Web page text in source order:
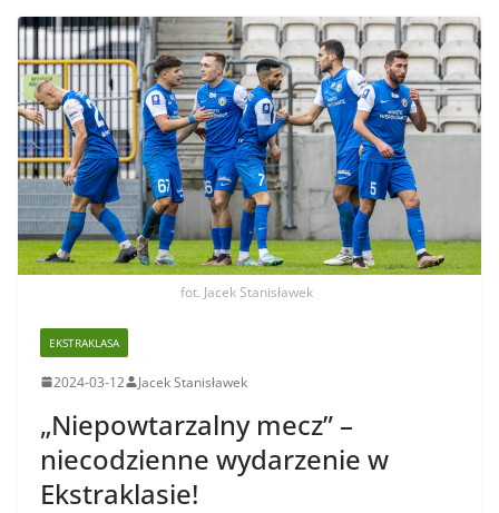
fot. Jacek Stanisławek
EKSTRAKLASA
2024-03-12 Jacek Stanisławek
„Niepowtarzalny mecz” –
niecodzienne wydarzenie w
Ekstraklasie!